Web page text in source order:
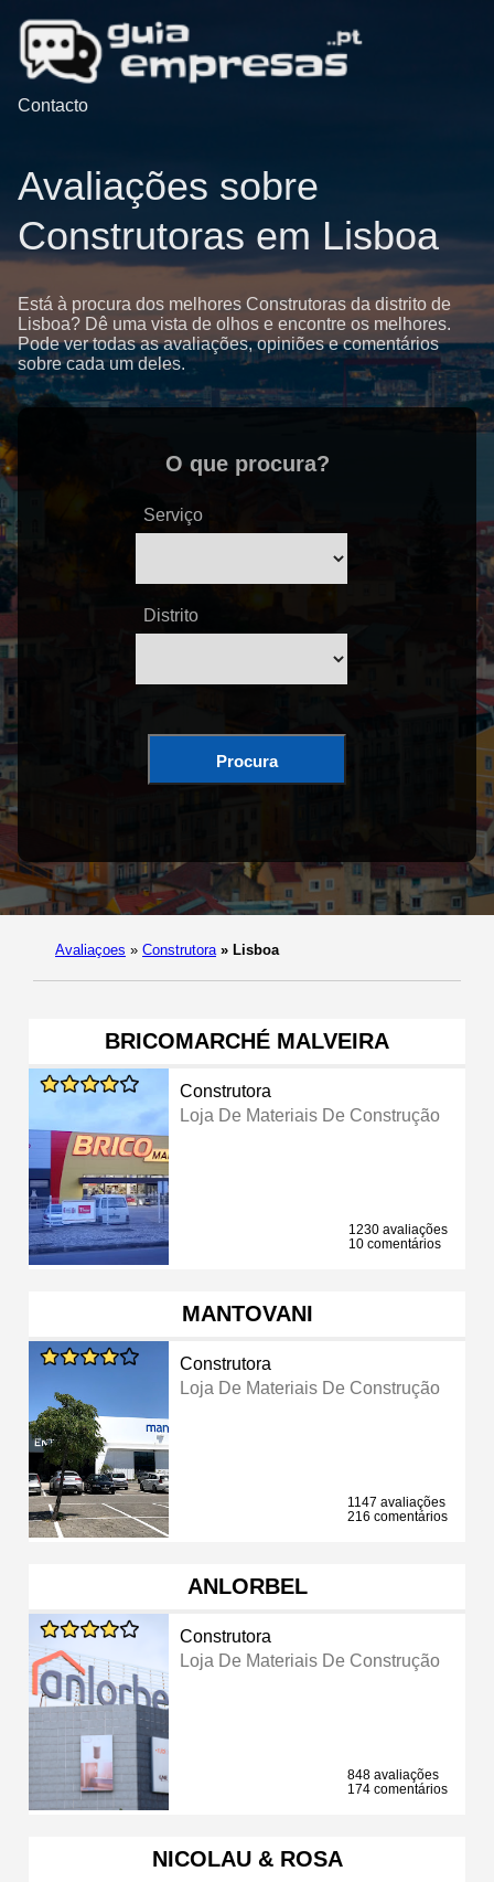
Contacto
Avaliações sobre
Construtoras em Lisboa
Está à procura dos melhores Construtoras da distrito de
Lisboa? Dê uma vista de olhos e encontre os melhores.
Pode ver todas as avaliações, opiniões e comentários
sobre cada um deles.
O que procura?
Serviço
Distrito
Procura
Avaliaçoes » Construtora » Lisboa
BRICOMARCHÉ MALVEIRA
Construtora
Loja De Materiais De Construção
1230 avaliações
10 comentários
MANTOVANI
Construtora
Loja De Materiais De Construção
1147 avaliações
216 comentários
ANLORBEL
Construtora
Loja De Materiais De Construção
848 avaliações
174 comentários
NICOLAU & ROSA